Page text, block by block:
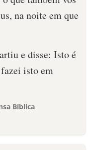
na noite em que
e disse: Isto é
isto em
Bíblica